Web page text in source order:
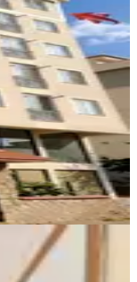
Mahallesi